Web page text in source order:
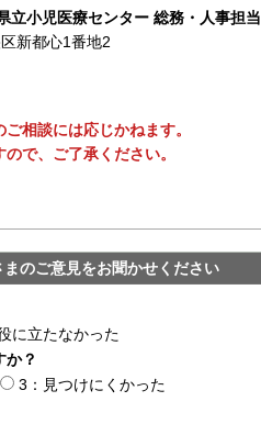
立小児医療センター 総務・人事担当
新都心1番地2
相談には応じかねます。
で、ご了承ください。
のご意見をお聞かせください
に立たなかった
か？
3：見つけにくかった